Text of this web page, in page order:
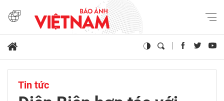
Tin tức